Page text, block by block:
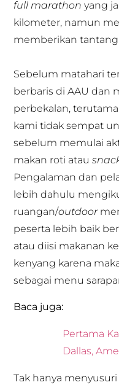
full marathon yang
kilometer, namun
memberikan
Sebelum matahari
berbaris di AAU dan
perbekalan,
kami tidak sempat
sebelum memulai
makan roti atau
Pengalaman dan
lebih dahulu
ruangan/outdoor
peserta lebih baik
atau diisi makanan
kenyang karena
sebagai menu
Baca juga:
Pertama
Dallas,
Tak hanya